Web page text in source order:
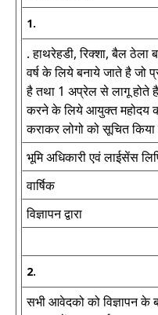
1.
. हाथरेहडी, रिक्शा, बैल ठेला
वर्ष के लिये बनाये जाते है जो
है तथा 1 अप्रेल से लागू होते
करने के लिये आयुक्त महोदय
कराकर लोगो को सूचित किया
भूमि अधिकारी एवं लाईसेंस
वार्षिक
विज्ञापन द्वारा
2.
सभी आवेदको को विज्ञापन के